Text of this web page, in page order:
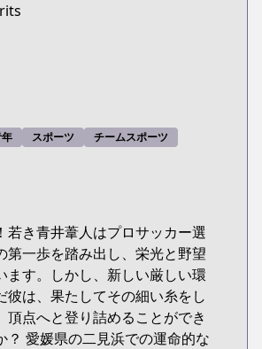
スポーツ チームスポーツ
若き青井葦人はプロサッカー選
第一歩を踏み出し、栄光と野望
ます。しかし、新しい厳しい環
彼は、果たしてその細い糸をし
頂点へと登り詰めることができ
？ 愛媛県の二見浜での運命的な